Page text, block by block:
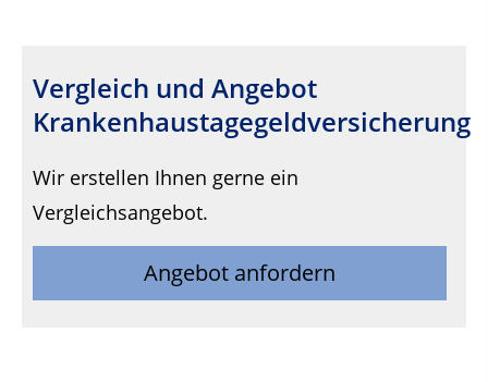
Vergleich und Angebot
Krankenhaustagegeldversicherung
Wir erstellen Ihnen gerne ein
Vergleichsangebot.
Angebot anfordern